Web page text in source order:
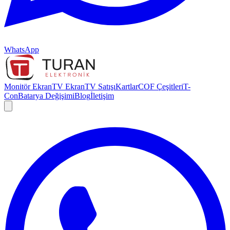
WhatsApp
Monitör EkranTV EkranTV SatışıKartlarCOF ÇeşitleriT-
ConBatarya DeğişimiBlogİletişim